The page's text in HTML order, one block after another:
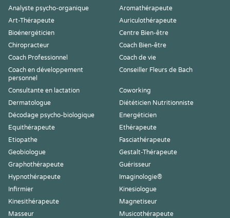
Analyste psycho-organique
Aromathérapeute
Art-Thérapeute
Auriculothérapeute
Bioénergéticien
Centre Bien-être
Chiropracteur
Coach Bien-être
Coach Professionnel
Coach de vie
Coach en développement
personnel
Conseiller Fleurs de Bach
Consultante en lactation
Coworking
Dermatologue
Diététicien Nutritionniste
Décodage psycho-biologique
Energéticien
Equithérapeute
Ethérapeute
Etiopathe
Fasciathérapeute
Geobiologue
Gestalt-Thérapeute
Graphothérapeute
Guérisseur
Hypnothérapeute
Imaginologie®
Infirmier
Kinesiologue
Kinesithérapeute
Magnetiseur
Masseur
Musicothérapeute